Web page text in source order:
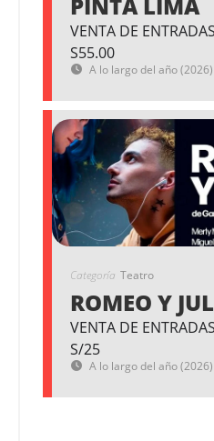
VENTA DE
S55.00
A lo largo del año (2026)
Categoría Teatro
ROMEO Y
VENTA DE
S/25
A lo largo del año (2026)